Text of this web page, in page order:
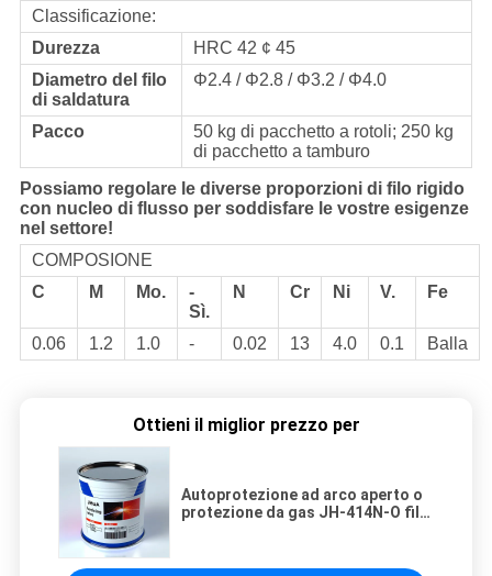
Classificazione:
Durezza
HRC 42 ¢ 45
Diametro del filo
di saldatura
Φ2.4 / Φ2.8 / Φ3.2 / Φ4.0
Pacco
50 kg di pacchetto a rotoli; 250 kg
di pacchetto a tamburo
Possiamo regolare le diverse proporzioni di filo rigido
con nucleo di flusso per soddisfare le vostre esigenze
nel settore!
COMPOSIONE
C
M Mo.
-
Sì.
N Cr Ni V. Fe
0.06 1.2 1.0 - 0.02 13 4.0 0.1 Balla
Ottieni il miglior prezzo per
Autoprotezione ad arco aperto o
protezione da gas JH-414N-O filo